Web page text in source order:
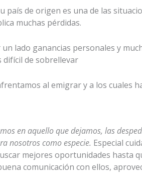
país de origen es una de las
muchas pérdidas.
lado ganancias personales y
difícil de sobrellevar
al emigrar y a los cuales
en aquello que dejamos, las
nosotros como especie. Especial
mejores oportunidades hasta
comunicación con ellos,